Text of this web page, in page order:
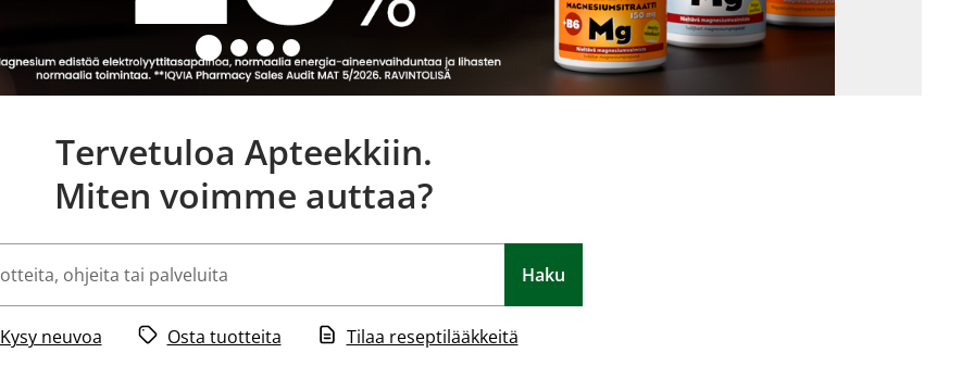
Tervetuloa Apteekkiin.
Miten voimme auttaa?
Haku
Kysy neuvoa Osta tuotteita Tilaa reseptilääkkeitä